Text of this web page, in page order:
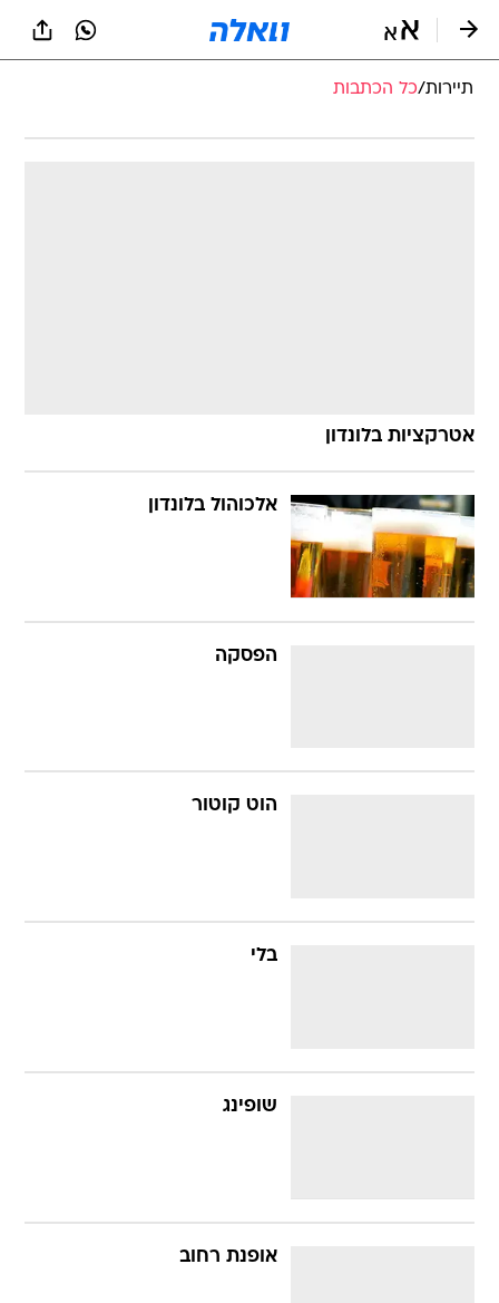
תיירות/כל הכתבות
אטרקציות בלונדון
אלכוהול בלונדון
הפסקה
הוט קוטור
בלי
שופינג
אופנת רחוב